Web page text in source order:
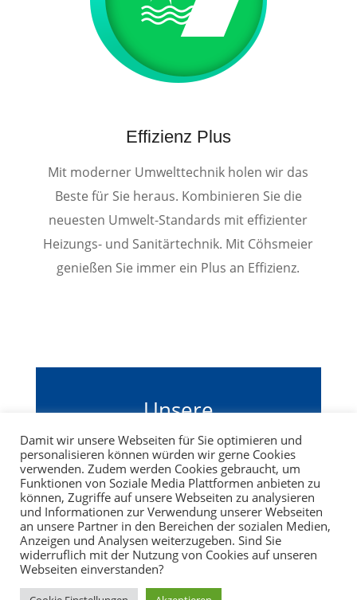
Effizienz Plus
Mit moderner Umwelttechnik holen wir das
Beste für Sie heraus. Kombinieren Sie die
neuesten Umwelt-Standards mit effizienter
Heizungs- und Sanitärtechnik. Mit Cöhsmeier
genießen Sie immer ein Plus an Effizienz.
Unsere
Büroöffnungszeiten
Mo-Do: von 7.30 Uhr bis 12.00 Uhr
und von 14.00 Uhr bis 16.30 Uhr
Fr: 7.30 Uhr bis 13.00 Uhr
IMPRESSUM DATENSCHUTZ
Damit wir unsere Webseiten für Sie optimieren und
personalisieren können würden wir gerne Cookies
verwenden. Zudem werden Cookies gebraucht, um
Funktionen von Soziale Media Plattformen anbieten zu
können, Zugriffe auf unsere Webseiten zu analysieren
und Informationen zur Verwendung unserer Webseiten
an unsere Partner in den Bereichen der sozialen Medien,
Anzeigen und Analysen weiterzugeben. Sind Sie
widerruflich mit der Nutzung von Cookies auf unseren
Webseiten einverstanden?